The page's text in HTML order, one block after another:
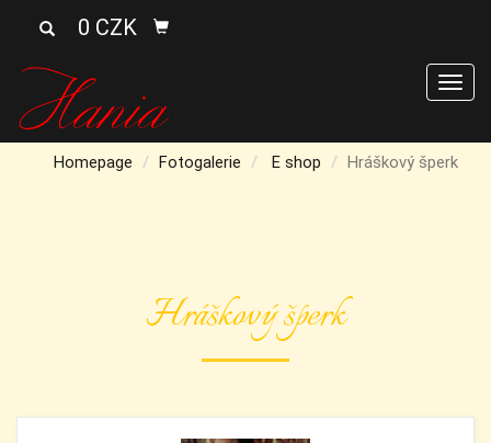
0 CZK
Homepage Fotogalerie E shop Hráškový šperk
Hráškový šperk